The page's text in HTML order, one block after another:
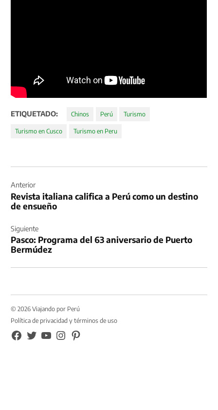
ETIQUETADO: Chinos Perú Turismo
Turismo en Cusco Turismo en Peru
de
entradas
Anterior
Revista italiana califica a Perú como un destino
de ensueño
Siguiente
Pasco: Programa del 63 aniversario de Puerto
Bermúdez
© 2026 Viajando por Perú
Política de privacidad y términos de uso
FB
TW YouTubeInstagramPinterest